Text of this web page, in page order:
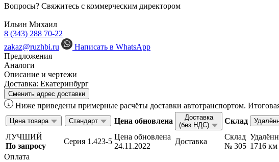
Вопросы? Свяжитесь с коммерческим директором
Ильин Михаил
8 (343) 288 70-22
zakaz@ruzhbi.ru
Написать в WhatsApp
Предложения
Аналоги
Описание и чертежи
Доставка: Екатеринбург
Сменить адрес доставки
Ниже приведены примерные расчёты доставки автотранспортом.
Цена товара Стандарт Цена обновлена
Доставка
(без НДС)
Склад
ЛУЧШИЙ
По запросу
Серия 1.423-5
Цена обновлена
24.11.2022
Доставка
Склад
№ 305 1716 км
Оплата